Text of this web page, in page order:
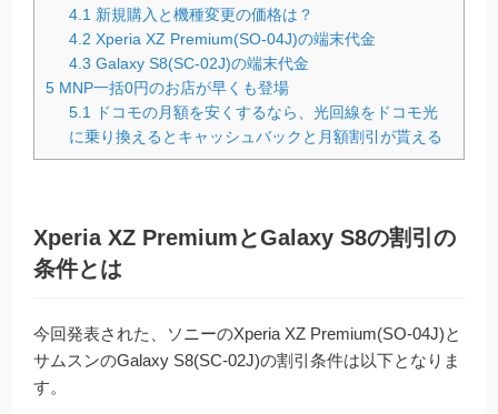
4.1 新規購入と機種変更の価格は？
4.2 Xperia XZ Premium(SO-04J)の端末代金
4.3 Galaxy S8(SC-02J)の端末代金
5 MNP一括0円のお店が早くも登場
5.1
ドコモの月額を安くするなら、光回線をドコモ光
に乗り換えるとキャッシュバックと月額割引が貰える
Xperia XZ PremiumとGalaxy S8の割引の
条件とは
今回発表された、ソニーのXperia XZ Premium(SO-04J)と
サムスンのGalaxy S8(SC-02J)の割引条件は以下となりま
す。